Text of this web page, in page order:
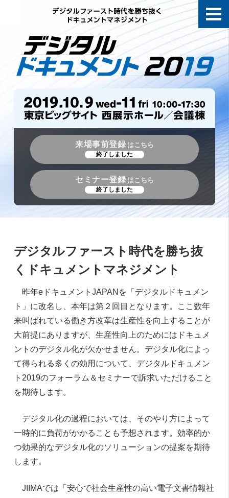
来場事前登録 はこちら
終了しました
セミナー登録 はこちら
終了しました
デジタルファースト時代を勝ち抜
く ドキュメントマネジメント
昨年eドキュメントJAPANを「デジタルドキュメン
ト」に改名し、本年は第２回目となります。ここ数年
来叫ばれている働き方改革は生産性を向上することが
大前提にありますが、生産性向上のためにはドキュメ
ントのデジタル化が欠かせません。デジタル化によっ
て得られる多くの効用について、デジタルドキュメン
ト2019のフォーラム＆セミナーで訴求いただけること
を期待します。
デジタル化の過程においては、そのやり方によって
一時的に負荷がかかることも予想されます。効率的か
つ効果的なデジタル化のソリューションの提案を期待
します。
JIIMAでは「安心で社会生産性の高い電子文書情報社